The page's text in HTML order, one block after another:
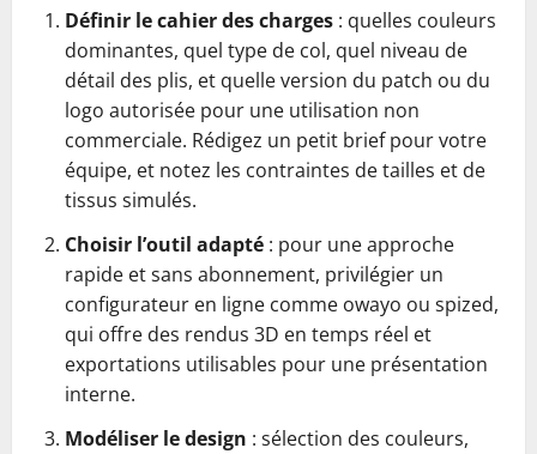
Définir le cahier des charges : quelles couleurs
dominantes, quel type de col, quel niveau de
détail des plis, et quelle version du patch ou du
logo autorisée pour une utilisation non
commerciale. Rédigez un petit brief pour votre
équipe, et notez les contraintes de tailles et de
tissus simulés.
Choisir l’outil adapté : pour une approche
rapide et sans abonnement, privilégier un
configurateur en ligne comme owayo ou spized,
qui offre des rendus 3D en temps réel et
exportations utilisables pour une présentation
interne.
Modéliser le design : sélection des couleurs,